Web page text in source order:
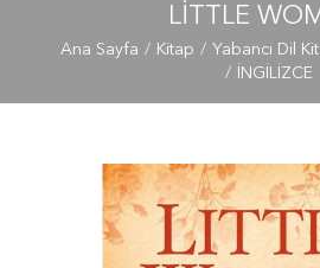
LITTLE
Ana Sayfa Kitap Yabancı Dil
İNGİLİZCE